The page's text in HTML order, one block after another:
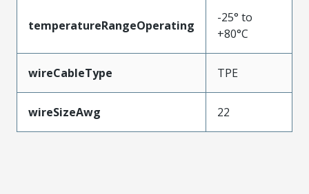
temperatureRangeOperating
-25° to
+80°C
wireCableType TPE
wireSizeAwg 22